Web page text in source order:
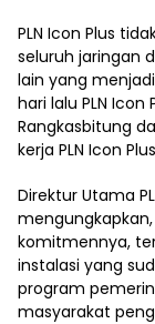
PLN Icon Plus
seluruh jaringan
lain yang
hari lalu PLN
Rangkasbitung
kerja PLN Icon
Direktur Utama
mengungkapkan,
komitmennya,
instalasi yang
program
masyarakat